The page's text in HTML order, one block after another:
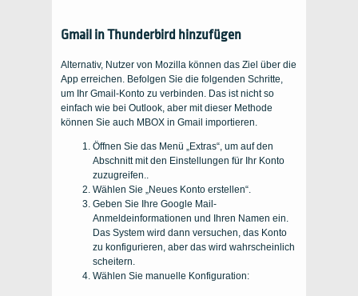
Gmail in Thunderbird hinzufügen
Alternativ, Nutzer von Mozilla können das Ziel über die
App erreichen. Befolgen Sie die folgenden Schritte,
um Ihr Gmail-Konto zu verbinden. Das ist nicht so
einfach wie bei Outlook, aber mit dieser Methode
können Sie auch MBOX in Gmail importieren.
Öffnen Sie das Menü „Extras“, um auf den
Abschnitt mit den Einstellungen für Ihr Konto
zuzugreifen..
Wählen Sie „Neues Konto erstellen“.
Geben Sie Ihre Google Mail-
Anmeldeinformationen und Ihren Namen ein.
Das System wird dann versuchen, das Konto
zu konfigurieren, aber das wird wahrscheinlich
scheitern.
Wählen Sie manuelle Konfiguration: